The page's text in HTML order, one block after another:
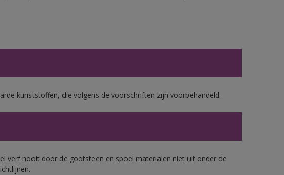
kunststoffen, die volgens de voorschriften zijn voorbehandeld.
verf nooit door de gootsteen en spoel materialen niet uit onder de